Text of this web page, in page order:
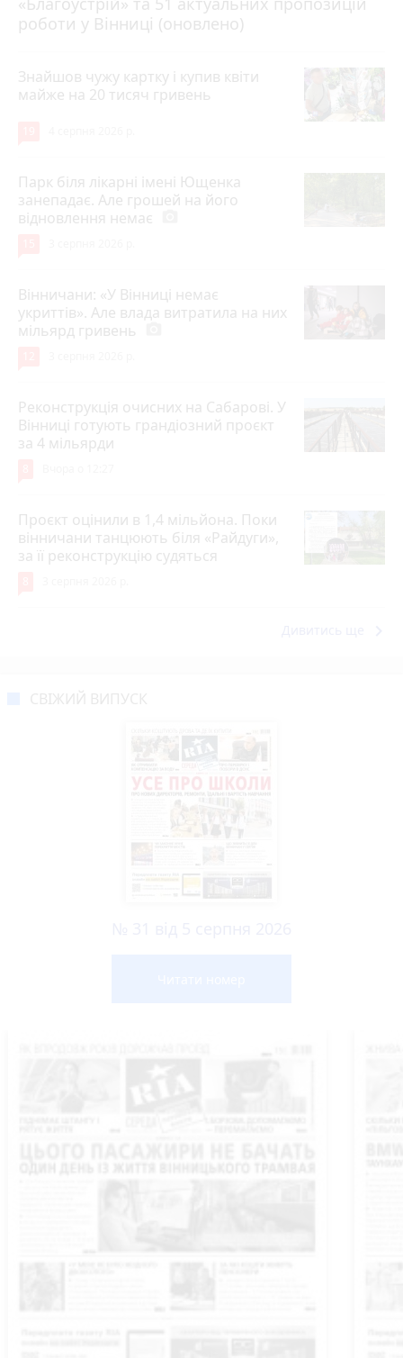
роботи у Вінниці (оновлено)
Знайшов чужу картку і купив квіти
майже на 20 тисяч гривень
Парк біля лікарні імені Ющенка
занепадає. Але грошей на його
відновлення немає
Вінничани: «У Вінниці немає
укриттів». Але влада витратила на них
мільярд гривень
Реконструкція очисних на Сабарові. У
Вінниці готують грандіозний проєкт
за 4 мільярди
Проєкт оцінили в 1,4 мільйона. Поки
вінничани танцюють біля «Райдуги»,
за її реконструкцію судяться